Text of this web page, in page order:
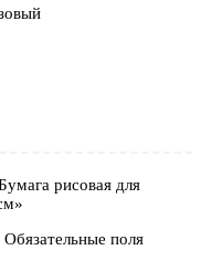
рисовая для
Обязательные поля